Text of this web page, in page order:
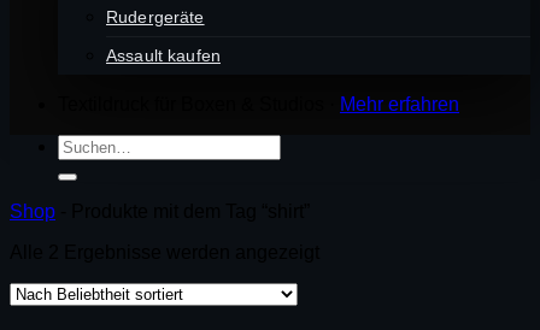
Rudergeräte
Assault kaufen
Mehr erfahren
Suchen
nach:
Shop